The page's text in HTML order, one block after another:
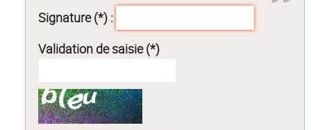
Signature (*) :
Validation de saisie (*)